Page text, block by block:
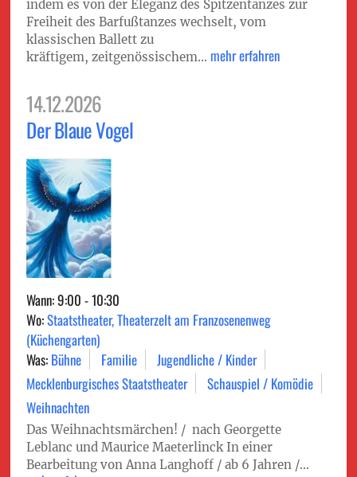
indem es von der Eleganz des Spitzentanzes zur
Freiheit des Barfußtanzes wechselt, vom
klassischen Ballett zu
kräftigem, zeitgenössischem... mehr erfahren
14.12.2026
Der Blaue Vogel
Wann: 9:00 - 10:30
Wo:Staatstheater, Theaterzelt am Franzosenenweg
(Küchengarten)
Was: Bühne Familie
Jugendliche / Kinder
Mecklenburgisches Staatstheater
Schauspiel / Komödie
Weihnachten
Das Weihnachtsmärchen! / nach Georgette
Leblanc und Maurice Maeterlinck In einer
Bearbeitung von Anna Langhoff / ab 6 Jahren /...